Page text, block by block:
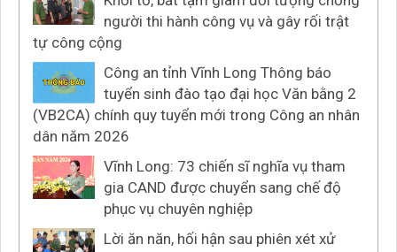
người thi hành công vụ và gây rối trật
tự công cộng
Công an tỉnh Vĩnh Long Thông báo
tuyển sinh đào tạo đại học Văn bằng 2
(VB2CA) chính quy tuyển mới trong Công an nhân
dân năm 2026
Vĩnh Long: 73 chiến sĩ nghĩa vụ tham
gia CAND được chuyển sang chế độ
phục vụ chuyên nghiệp
Lời ăn năn, hối hận sau phiên xét xử